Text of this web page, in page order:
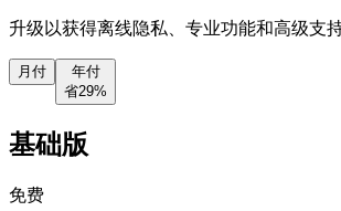
升级以获得离线隐私、专业功能和高级支持
月付
年付
省29%
基础版
免费